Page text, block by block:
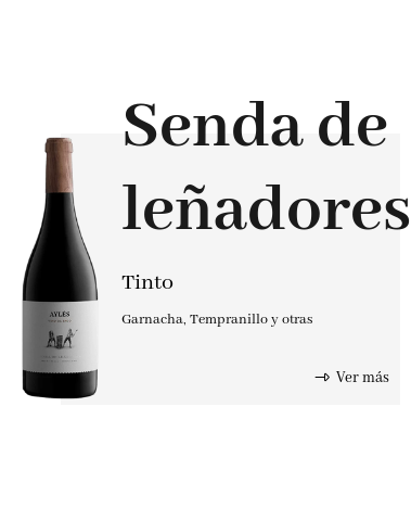
Senda de
leñadores
Tinto
Garnacha, Tempranillo y otras
Ver más